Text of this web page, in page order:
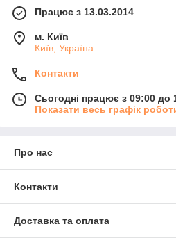
Працює з 13.03.2014
м. Київ
Київ, Україна
Контакти
Сьогодні працює з 09:00 до
Показати весь графік
Про нас
Контакти
Доставка та оплата